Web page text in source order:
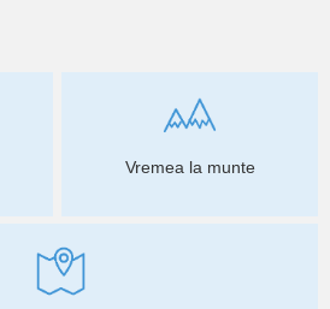
Vremea la munte